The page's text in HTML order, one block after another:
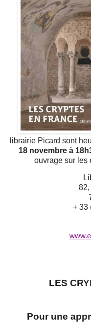
librairie Picard sont
18 novembre à
ouvrage sur les
82,
+ 33
LES
Pour une